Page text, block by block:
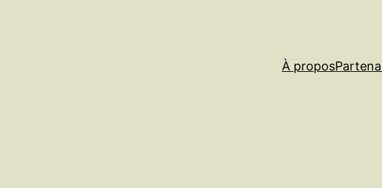
À propos